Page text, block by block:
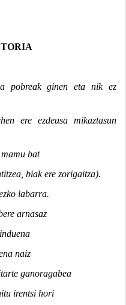
pobreak ginen eta nik ez
ere ezdeusa mikaztasun
bat
biak ere zorigaitza).
labarra.
arnasaz
naiz
ganoragabea
irentsi hori